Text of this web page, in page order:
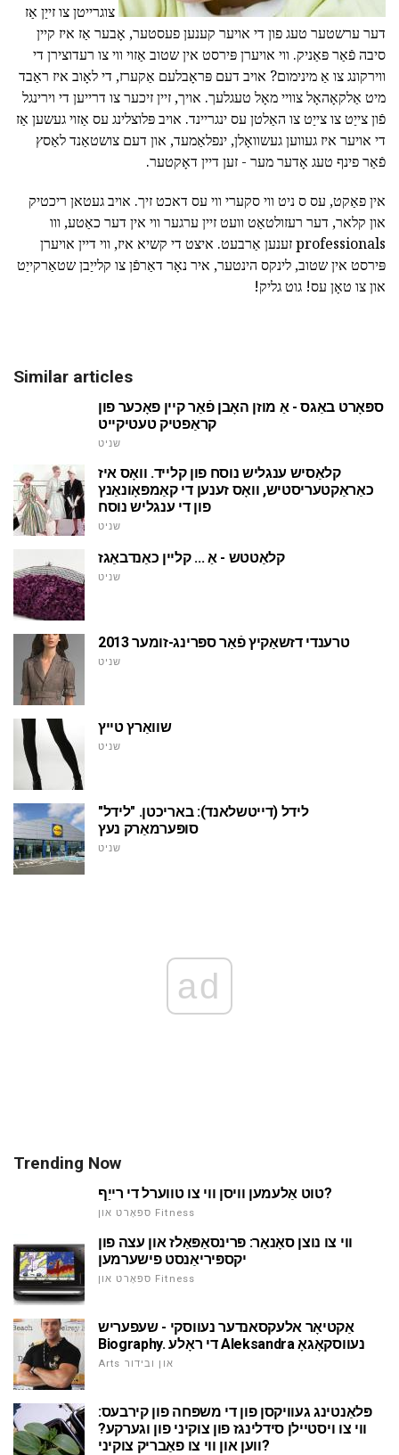
צוגרייטן צו זייַן אַז
דער ערשטער טעג פון די אויער קענען פעסטער, אָבער אַז איז קיין
סיבה פֿאַר פּאַניק. ווי אויערן פּירסט אין שטוב אַזוי ווי צו רעדוצירן די
ווירקונג צו אַ מינימום? אויב דעם פּראָבלעם אַקערז, די לאָוב איז ראַבד
מיט אַלקאָהאָל צוויי מאָל טעגלעך. אויך, זיין זיכער צו דרייען די וירינגל
פֿון צייַט צו צייַט צו האַלטן עס ינגריינד. אויב פּלוצלינג עס אַזוי געשען אַז
די אויער איז געווען געשוואָלן, ינפלאַמעד, און דעם צושטאַנד לאַסץ
פֿאַר פינף טעג אָדער מער - זען דיין דאָקטער.
אין פאַקט, עס ס ניט ווי סקערי ווי עס דאכט זיך. אויב געטאן ריכטיק
און קלאר, דער רעזולטאַט וועט זיין ערגער ווי אין דער כאַטע, ווו
professionals זענען אַרבעט. איצט די קשיא איז, ווי דיין אויערן
פּירסט אין שטוב, לינקס הינטער, איר נאָר דאַרפֿן צו קלייַבן שטאַרקייַט
און צו טאָן עס! גוט גליק!
Similar articles
ספּאָרט באַגס - אַ מוזן האָבן פֿאַר קיין פאָכער פון
קראַפטיק טעטיקייט
שניט
קלאַסיש ענגליש נוסח פון קלייד. וואָס איז
כאַראַקטעריסטיש, וואָס זענען די קאַמפּאָונאַנץ
פון די ענגליש נוסח
שניט
קלאַטטש - אַ ... קליין כאַנדבאַגז
שניט
טרענדי דזשאַקיץ פֿאַר ספּרינג-זומער 2013
שניט
שוואַרץ טייץ
שניט
לידל (דייטשלאנד): באריכטן. "לידל"
סופּערמאַרק נעץ
שניט
ad
Trending Now
טוט אַלעמען וויסן ווי צו טווערל די רייַף?
ספּאָרט און Fitness
ווי צו נוצן סאָנאַר: פּרינסאַפּאַלז און עצה פון
יקספּיריאַנסט פישערמען
ספּאָרט און Fitness
אַקטיאָר אלעקסאנדער נעווסקי - שעפעריש
Biography. די ראָלע Aleksandra נעווסקאָגאָ
Arts און ובידור
פּלאַנטינג געוויקסן פון די משפּחה פון קירבעס:
ווי צו ויסטיילן סידלינגז פון צוקיני פון וגערקע?
ווען און ווי צו פאַבריק צוקיני?